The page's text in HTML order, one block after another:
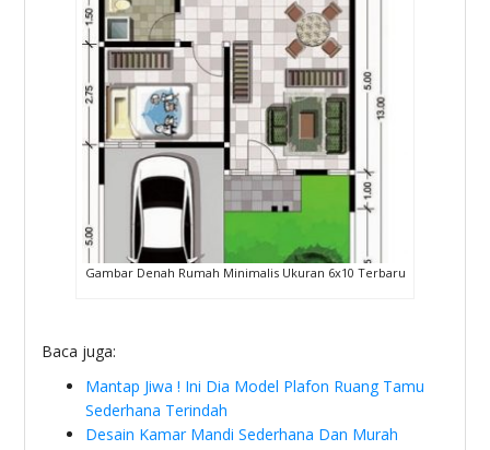
Gambar Denah Rumah Minimalis Ukuran 6x10 Terbaru
Baca juga:
Mantap Jiwa ! Ini Dia Model Plafon Ruang Tamu
Sederhana Terindah
Desain Kamar Mandi Sederhana Dan Murah